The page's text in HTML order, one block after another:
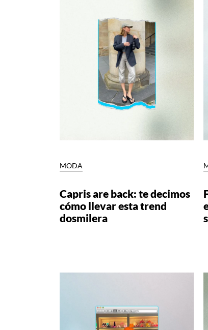
MODA
⁠Capris are back: te decimos
cómo llevar esta trend
dosmilera